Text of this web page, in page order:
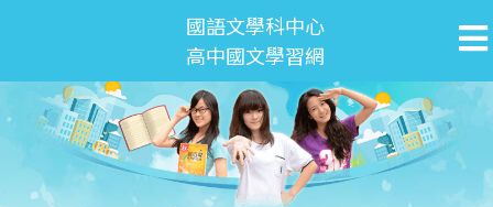
國語文學科中心
高中國文學習網